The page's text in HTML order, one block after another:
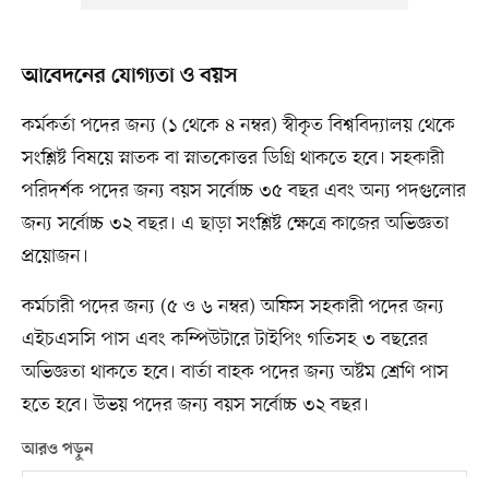
আবেদনের যোগ্যতা ও বয়স
কর্মকর্তা পদের জন্য (১ থেকে ৪ নম্বর) স্বীকৃত বিশ্ববিদ্যালয় থেকে
সংশ্লিষ্ট বিষয়ে স্নাতক বা স্নাতকোত্তর ডিগ্রি থাকতে হবে। সহকারী
পরিদর্শক পদের জন্য বয়স সর্বোচ্চ ৩৫ বছর এবং অন্য পদগুলোর
জন্য সর্বোচ্চ ৩২ বছর। এ ছাড়া সংশ্লিষ্ট ক্ষেত্রে কাজের অভিজ্ঞতা
প্রয়োজন।
কর্মচারী পদের জন্য (৫ ও ৬ নম্বর) অফিস সহকারী পদের জন্য
এইচএসসি পাস এবং কম্পিউটারে টাইপিং গতিসহ ৩ বছরের
অভিজ্ঞতা থাকতে হবে। বার্তা বাহক পদের জন্য অষ্টম শ্রেণি পাস
হতে হবে। উভয় পদের জন্য বয়স সর্বোচ্চ ৩২ বছর।
আরও পড়ুন